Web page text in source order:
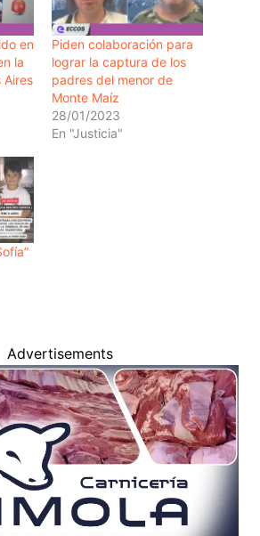
en
la
Aires
Piden colaboración para
lograr la captura de los
padres del menor de
Monte Maíz
28/01/2023
En "Justicia"
Advertisements